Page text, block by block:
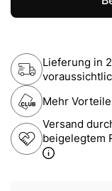
Lieferung in
Mehr
Versand
beigelegtem